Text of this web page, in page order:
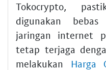
Tokocrypto,
digunakan
jaringan internet
tetap terjaga
melakukan Harga